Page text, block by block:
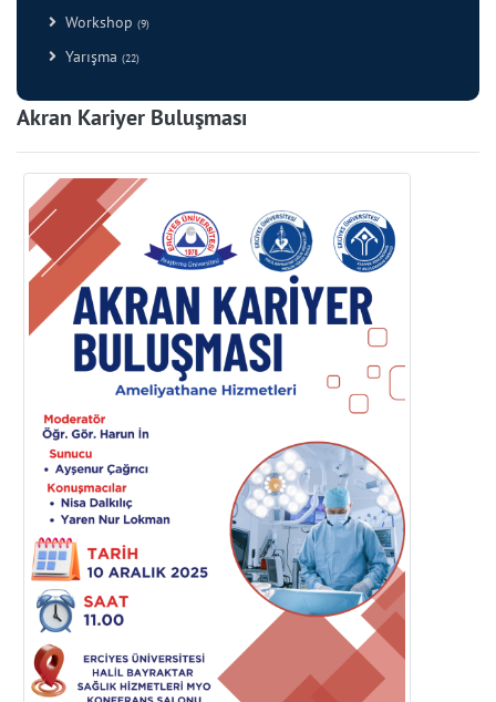
Workshop (9)
Yarışma (22)
Akran Kariyer Buluşması